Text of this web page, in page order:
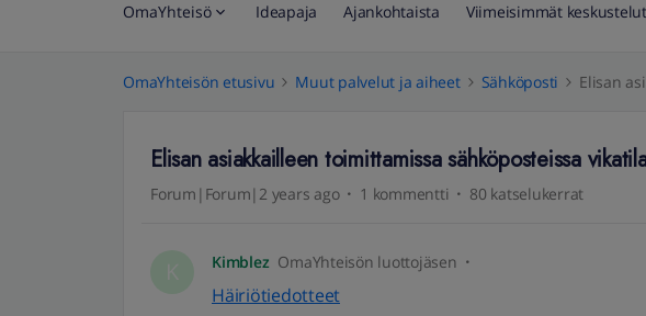
OmaYhteisö Ideapaja Ajankohtaista Viimeisimmät keskustelut
OmaYhteisön etusivu Muut palvelut ja aiheet Sähköposti Elisan
Elisan asiakkailleen toimittamissa sähköposteissa
Forum|Forum|2 years ago 1 kommentti 80 katselukerrat
Kimblez OmaYhteisön luottojäsen
Häiriötiedotteet